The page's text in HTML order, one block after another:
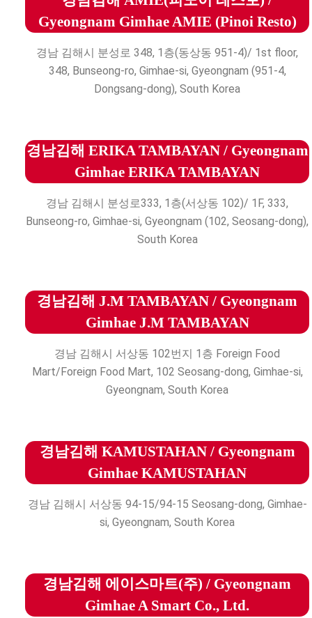
Gyeongnam Gimhae AMIE (Pinoi Resto)
경남 김해시 분성로 348, 1층(동상동 951-4)/ 1st floor,
348, Bunseong-ro, Gimhae-si, Gyeongnam (951-4,
Dongsang-dong), South Korea
경남김해 ERIKA TAMBAYAN / Gyeongnam
Gimhae ERIKA TAMBAYAN
경남 김해시 분성로333, 1층(서상동 102)/ 1F, 333,
Bunseong-ro, Gimhae-si, Gyeongnam (102, Seosang-dong),
South Korea
경남김해 J.M TAMBAYAN / Gyeongnam
Gimhae J.M TAMBAYAN
경남 김해시 서상동 102번지 1층 Foreign Food
Mart/Foreign Food Mart, 102 Seosang-dong, Gimhae-si,
Gyeongnam, South Korea
경남김해 KAMUSTAHAN / Gyeongnam
Gimhae KAMUSTAHAN
경남 김해시 서상동 94-15/94-15 Seosang-dong, Gimhae-
si, Gyeongnam, South Korea
경남김해 에이스마트(주) / Gyeongnam
Gimhae A Smart Co., Ltd.